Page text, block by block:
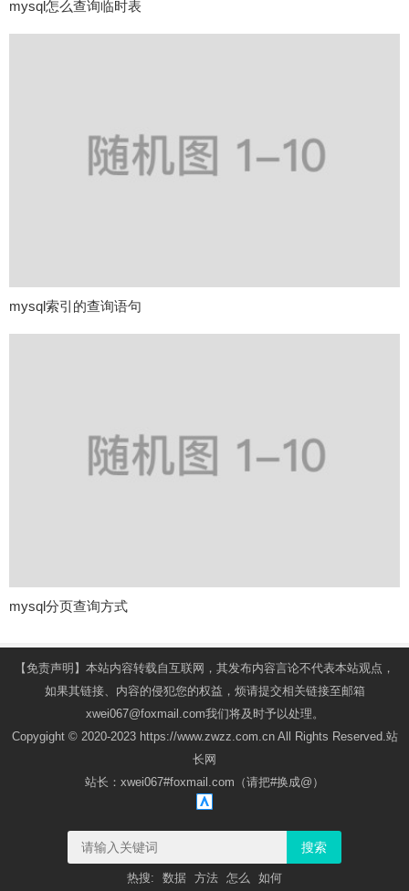
mysql怎么查询临时表
mysql索引的查询语句
mysql分页查询方式
【免责声明】本站内容转载自互联网，其发布内容言论不代表本站观点，
如果其链接、内容的侵犯您的权益，烦请提交相关链接至邮箱
xwei067@foxmail.com我们将及时予以处理。
Copygight © 2020-2023 https://www.zwzz.com.cn All Rights Reserved.站
长网
站长：xwei067#foxmail.com（请把#换成@）
搜索
热搜: 数据 方法 怎么 如何